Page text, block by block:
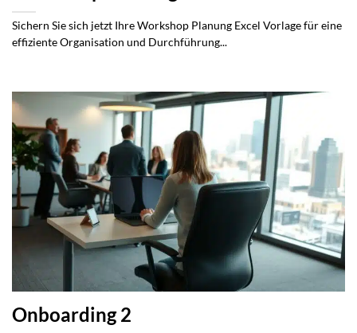
Sichern Sie sich jetzt Ihre Workshop Planung Excel Vorlage für eine
effiziente Organisation und Durchführung...
Onboarding 2